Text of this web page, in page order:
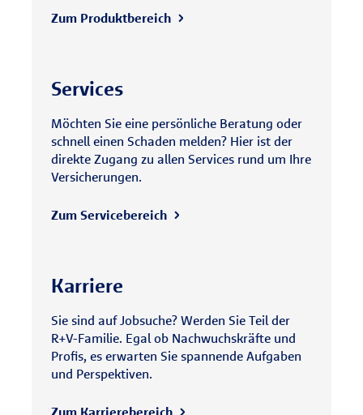
Zum Produktbereich
Services
Möchten Sie eine persönliche Beratung oder
schnell einen Schaden melden? Hier ist der
direkte Zugang zu allen Services rund um Ihre
Versicherungen.
Zum Servicebereich
Karriere
Sie sind auf Jobsuche? Werden Sie Teil der
R+V-Familie. Egal ob Nachwuchskräfte und
Profis, es erwarten Sie spannende Aufgaben
und Perspektiven.
Zum Karrierebereich